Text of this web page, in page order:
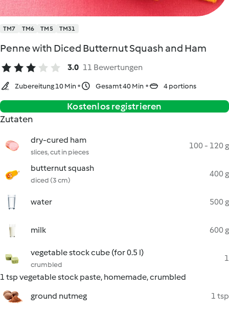
TM7 TM6 TM5 TM31
Penne with Diced Butternut Squash and Ham
3.0 11 Bewertungen
Zubereitung 10 Min Gesamt 40 Min 4 portions
Kostenlos registrieren
Zutaten
dry-cured ham
slices, cut in pieces
100 - 120 g
butternut squash
diced (3 cm)
400 g
water 500 g
milk 600 g
vegetable stock cube (for 0.5 l)
crumbled
1
1 tsp vegetable stock paste, homemade, crumbled
ground nutmeg
1 tsp